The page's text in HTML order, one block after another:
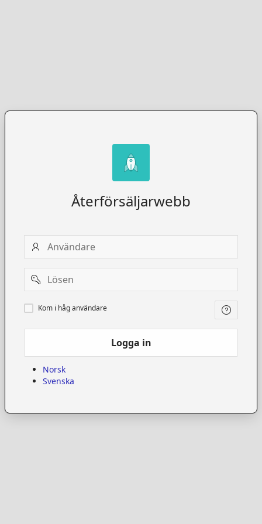
Återförsäljarwebb
Användare
Password
Kom
i
Kom i håg användare
Logga in
Norsk
Svenska